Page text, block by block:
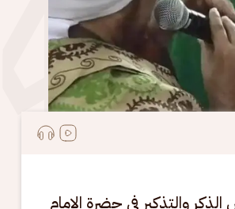
والتذكير في حضرة الإمام